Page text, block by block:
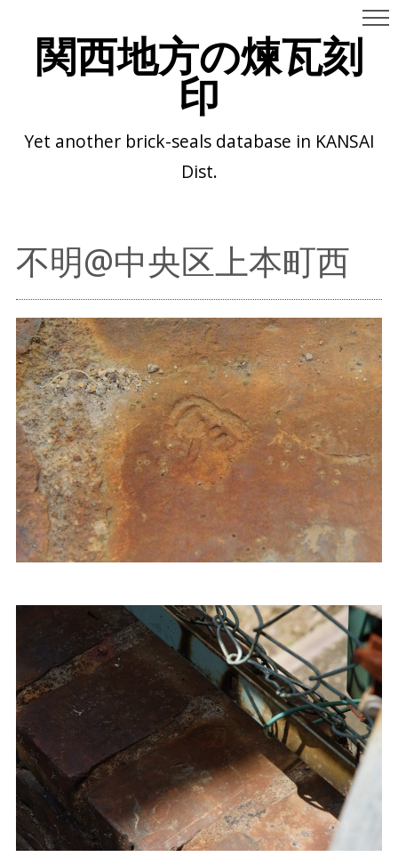
関西地方の煉瓦刻
印
Yet another brick-seals database in KANSAI
Dist.
不明@中央区上本町西